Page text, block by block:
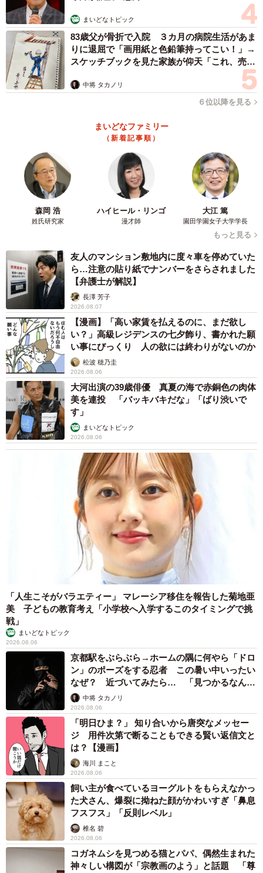
3/3
神戸空港をわたる神姫バス
残りは他の公共交通機関に分散させる方法です。神戸市は
す。2022年10月現在、神姫バスも協力する形で三宮駅前～
医療センター駅前・中央市民病院・神戸どうぶつ王国前、
神戸駅南口～中央市民病院、新神戸・地下鉄三宮駅前～中
埠頭～神戸空港、新神戸～神戸空港で運行しています。
さらにポートライナーの通学定期券を所有する神戸学院大
学附属中学校・高校の学生、通勤定期券を所有する一部の
通勤者を対象としたバスもあります。
ポートアイランド方面行き三宮駅前バス停はJR三ノ宮駅か
らは国道2号線を挟んだ反対側にあります。そのためJR三
ノ宮駅からポートライナー三宮駅へのアクセスよりも時間
を要し、JR三ノ宮駅からの歩道橋に屋根は設置されていま
せめて神戸空港行きのバスだけでも、関西空港行き・伊丹
空港行きバスが出発するJR三ノ宮駅西口前から出発すれば
利用するのに……と思ってしまいます。また専用レーン設
置をはじめとする市内中心部の渋滞対策も懸案事項です。
2020年1月の報道によると市では神戸市内中心地～ポート
アイランド間にBRT（バス高速輸送システム）の導入も視
野に入れているとのこと。現在、神戸市内で運行している
BRT・連節バス「Port Loop」の定員は約110名なので、ポ
ートライナー1編成分の3分の1ほど。運行間隔次第では、十
分にポートライナーの補完に役立つ交通手段です。
連節バスは車体の性格上、バス停の設置場所が限定される
ため、仮に導入されると三宮駅～ポートライナー主要各
所・神戸空港間をダイレクトに結ぶことになるでしょう。
このように単にバスを走らせるだけでなく、複合的な施策
を打たなければポートライナーからのシフトは難しいので
はないかと思います。
まいどなトピック
83歳父が骨折で入院 ３カ月の病院生活があま
りに退屈で「画用紙と色鉛筆持ってこい！」→
スケッチブックを見た家族が仰天「これ、売れ
中将 タカノリ
６位以降を見る
まいどなファミリー
（新着記事順）
森岡 浩
姓氏研究家
ハイヒール・リンゴ
漫才師
大江 篤
園田学園女子大学学長
もっと見る
友人のマンション敷地内に度々車を停めていた
ら…注意の貼り紙でナンバーをさらされました
【弁護士が解説】
長澤 芳子
2026.08.07
【漫画】「高い家賃を払えるのに、まだ欲し
い？」高級レジデンスの七夕飾り、書かれた願
い事にびっくり 人の欲には終わりがないのか
松波 穂乃圭
2026.08.06
大河出演の39歳俳優 真夏の海で赤銅色の肉体
美を連投 「バッキバキだな」「ばり渋いで
す」
まいどなトピック
2026.08.06
「人生こそがバラエティー」 マレーシア移住を報告した菊地亜
美 子どもの教育考え「小学校へ入学するこのタイミングで挑
戦」
まいどなトピック
2026.08.06
京都駅をぶらぶら→ホームの隅に何やら「ドロ
ン」のポーズをする忍者 この暑い中いったい
なぜ？ 近づいてみたら… 「見つかるなんて
未熟」中将 タカノリ
2026.08.06
「明日ひま？」 知り合いから唐突なメッセー
ジ 用件次第で断ることもできる賢い返信文と
は？【漫画】
海川 まこと
2026.08.06
飼い主が食べているヨーグルトをもらえなかっ
た犬さん、爆裂に拗ねた顔がかわいすぎ「鼻息
フスフス」「反則レベル」
椎名 碧
2026.08.06
コガネムシを見つめる猫とパパ、偶然生まれた
神々しい構図が「宗教画のよう」と話題 「尊